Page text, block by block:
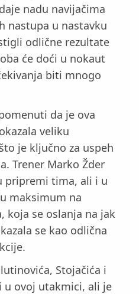
nadu navijačima
nastupa u nastavku
odlične rezultate
će doći u nokaut
biti mnogo
da je ova
veliku
je ključno za uspeh
Trener Marko Žder
pripremi tima, ali i u
maksimum na
koja se oslanja na jak
se kao odlična
Stojačića i
u ovoj utakmici, ali je